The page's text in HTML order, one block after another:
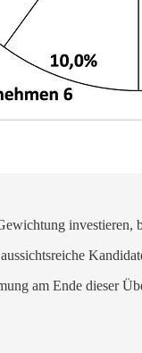
investieren,
am Ende dieser